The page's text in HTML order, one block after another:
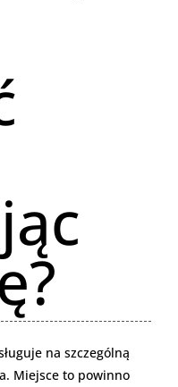
na szczególną
Miejsce to powinno